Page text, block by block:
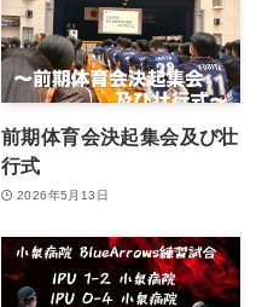
前期体育会決起集会及び壮
行式
2026年5月13日